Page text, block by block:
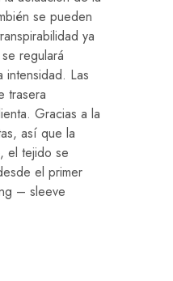
se pueden
ya
regulará
intensidad. Las
trasera
Gracias a la
así que la
el tejido se
el primer
– sleeve